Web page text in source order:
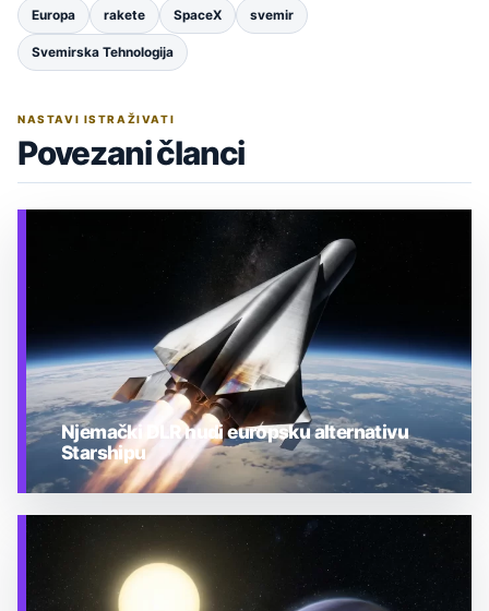
Europa rakete SpaceX svemir
Svemirska Tehnologija
NASTAVI ISTRAŽIVATI
Povezani članci
TEHNOLOGIJA
Njemački DLR nudi europsku alternativu
Starshipu